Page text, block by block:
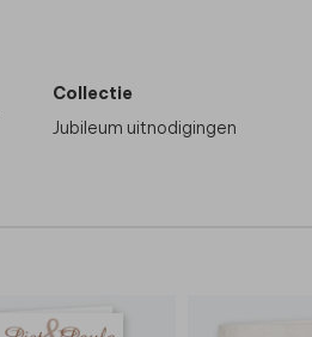
Collectie
Jubileum uitnodigingen